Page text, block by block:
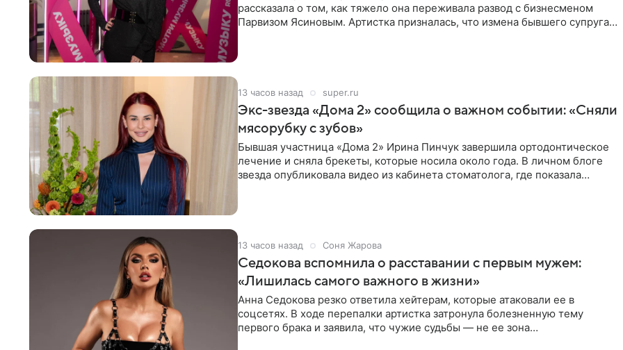
рассказала о том, как тяжело она переживала развод с бизнесменом
Парвизом Ясиновым. Артистка призналась, что измена бывшего супруга
13 часов назад super.ru
Экс-звезда «Дома 2» сообщила о важном событии: «Сняли
мясорубку с зубов»
Бывшая участница «Дома 2» Ирина Пинчук завершила ортодонтическое
лечение и сняла брекеты, которые носила около года. В личном блоге
звезда опубликовала видео из кабинета стоматолога, где показала
13 часов назад Соня Жарова
Седокова вспомнила о расставании с первым мужем:
«Лишилась самого важного в жизни»
Анна Седокова резко ответила хейтерам, которые атаковали ее в
соцсетях. В ходе перепалки артистка затронула болезненную тему
первого брака и заявила, что чужие судьбы — не ее зона